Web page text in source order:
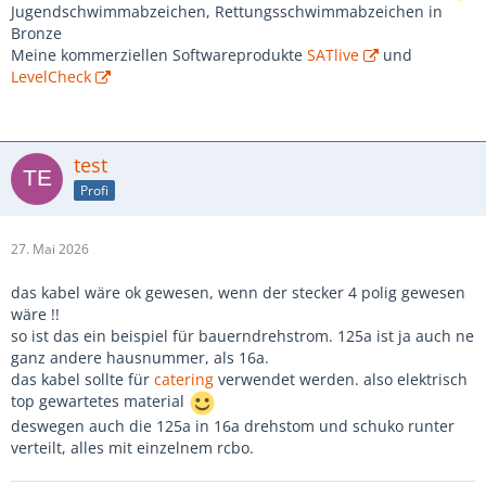
Jugendschwimmabzeichen, Rettungsschwimmabzeichen in
Bronze
Meine kommerziellen Softwareprodukte SATlive
und
LevelCheck
test
Profi
27. Mai 2026
das kabel wäre ok gewesen, wenn der stecker 4 polig gewesen
wäre !!
so ist das ein beispiel für bauerndrehstrom. 125a ist ja auch ne
ganz andere hausnummer, als 16a.
das kabel sollte für catering verwendet werden. also elektrisch
top gewartetes material
deswegen auch die 125a in 16a drehstom und schuko runter
verteilt, alles mit einzelnem rcbo.